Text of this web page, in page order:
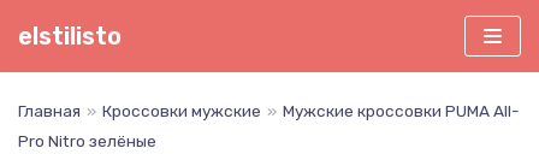
Перейти
elstilisto
Главная » Кроссовки мужские » Мужские кроссовки PUMA All-
Pro Nitro зелёные